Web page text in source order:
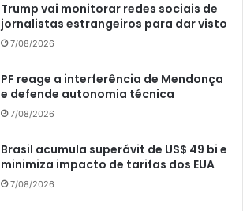
Trump vai monitorar redes sociais de
jornalistas estrangeiros para dar visto
7/08/2026
PF reage a interferência de Mendonça
e defende autonomia técnica
7/08/2026
Brasil acumula superávit de US$ 49 bi e
minimiza impacto de tarifas dos EUA
7/08/2026